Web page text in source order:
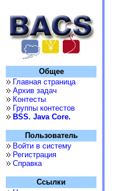
Общее
Главная страница
Архив задач
Контесты
Группы контестов
BSS. Java Core.
Пользователь
Войти в систему
Регистрация
Справка
Ссылки